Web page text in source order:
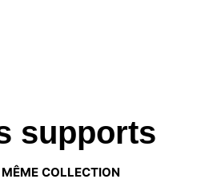
supports
COLLECTION